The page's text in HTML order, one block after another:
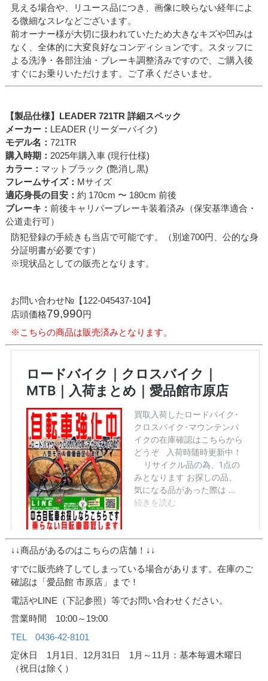
見える場合や、リユース品につき、画像に映らない経年によ
る微細なスレなどございます。
前オーナー様が大切に扱われていたため大きなキズや凹みは
なく、全体的に大変良好なコンディションです。スタッフに
よる洗浄・各部注油・ブレーキ調整済みですので、ご購入後
すぐにお乗りいただけます。ご了承くださいませ。
【製品仕様】LEADER 721TR 詳細スペック
メーカー： LEADER (リーダーバイク)
モデル名： 721TR
購入時期： 2025年購入車 (現行仕様)
カラー： マットブラック (艶消し黒)
フレームサイズ： Mサイズ
適応身長の目安： 約 170cm 〜 180cm 前後
ブレーキ： 前後キャリパーブレーキ装着済み（保安基準適合・
公道走行可）
防犯登録の手続きも当店で可能です。（別途700円、公的な身
分証明書が必要です）
※現状品としての販売となります。
お問い合わせ№【122-045437-104】
店頭価格79,990円
※こちらの商品は販売済みとなります。
↓↓商品があるのはこちらの店舗！↓↓
すでに販売終了してしまっている場合があります。在庫のご
確認は「愛品館 市原店」まで！
電話やLINE（下記参照）等でお問い合わせください。
営業時間 10:00～19:00
TEL 0436-42-8101
定休日 1月1日、12月31日 1月～11月：基本毎週木曜日
（祝日は除く）